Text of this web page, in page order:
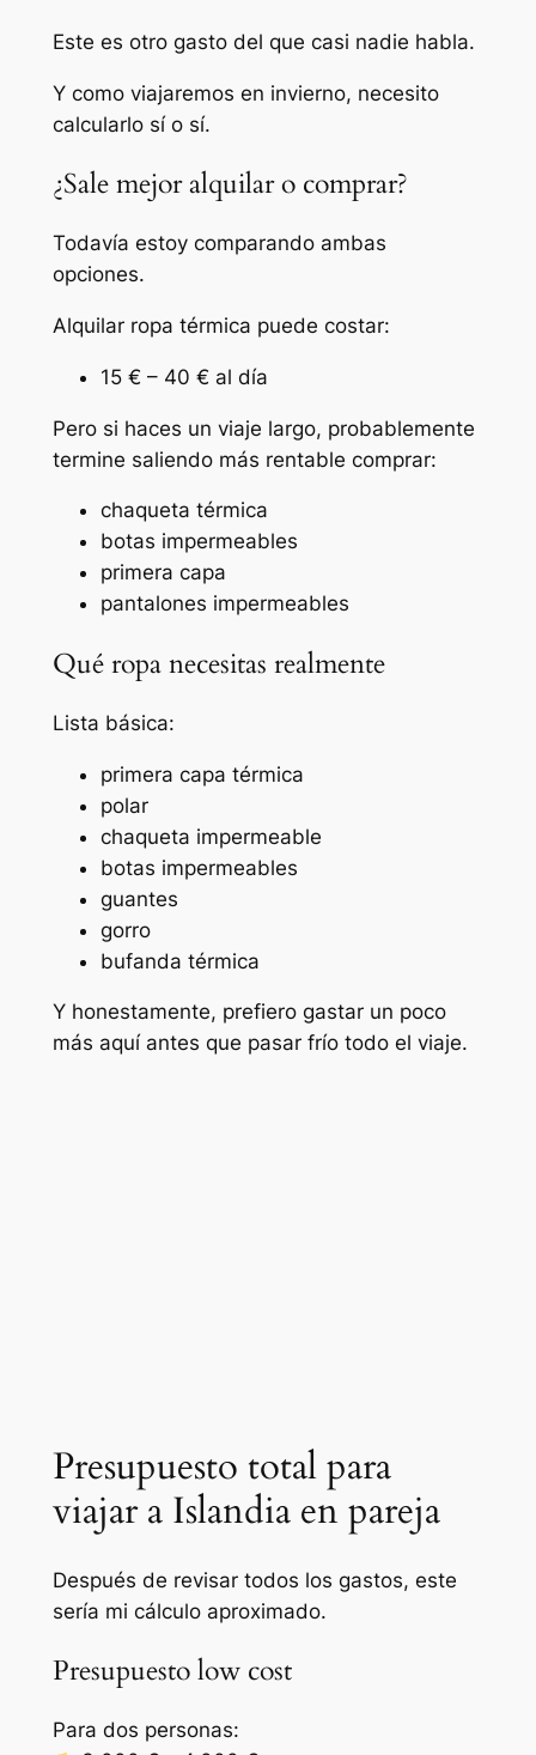
Este es otro gasto del que casi nadie habla.
Y como viajaremos en invierno, necesito
calcularlo sí o sí.
¿Sale mejor alquilar o comprar?
Todavía estoy comparando ambas
opciones.
Alquilar ropa térmica puede costar:
15 € – 40 € al día
Pero si haces un viaje largo, probablemente
termine saliendo más rentable comprar:
chaqueta térmica
botas impermeables
primera capa
pantalones impermeables
Qué ropa necesitas realmente
Lista básica:
primera capa térmica
polar
chaqueta impermeable
botas impermeables
guantes
gorro
bufanda térmica
Y honestamente, prefiero gastar un poco
más aquí antes que pasar frío todo el viaje.
Presupuesto total para
viajar a Islandia en pareja
Después de revisar todos los gastos, este
sería mi cálculo aproximado.
Presupuesto low cost
Para dos personas: